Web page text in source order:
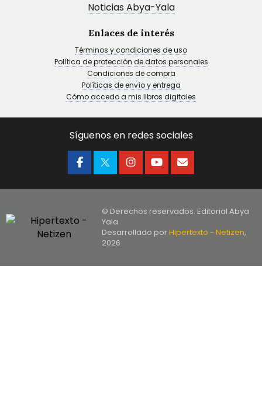
Noticias Abya-Yala
Enlaces de interés
Términos y condiciones de uso
Política de protección de datos personales
Condiciones de compra
Políticas de envío y entrega
Cómo accedo a mis libros digitales
Síguenos en redes sociales
© Derechos reservados. Editorial Abya
Yala
Desarrollado porHipertexto - Netizen,
2026